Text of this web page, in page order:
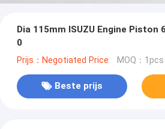
Dia 115mm ISUZU Engine Piston
0
Prijs：Negotiated Price MOQ：1pcs
Beste prijs